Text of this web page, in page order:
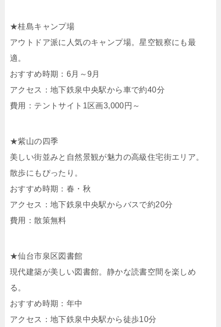
★桂島キャンプ場
アウトドア派に人気のキャンプ場。星空観察にも最
適。
おすすめ時期：6月～9月
アクセス：地下鉄泉中央駅から車で約40分
費用：テントサイト1区画3,000円～
★紫山の四季
美しい街並みと自然景観が魅力の高級住宅街エリア。
散歩にもぴったり。
おすすめ時期：春・秋
アクセス：地下鉄泉中央駅からバスで約20分
費用：散策無料
★仙台市泉区図書館
現代建築が美しい図書館。静かな読書空間を楽しめ
る。
おすすめ時期：年中
アクセス：地下鉄泉中央駅から徒歩10分